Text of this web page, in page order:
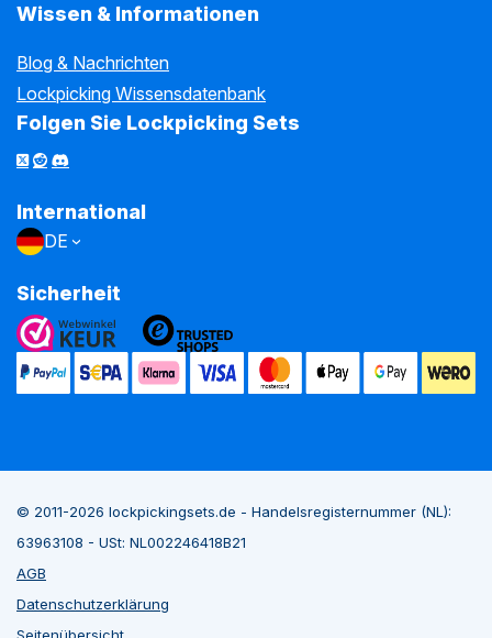
Wissen & Informationen
Blog & Nachrichten
Lockpicking Wissensdatenbank
Folgen Sie Lockpicking Sets
International
DE
Sicherheit
© 2011-2026 lockpickingsets.de - Handelsregisternummer (NL):
63963108 - USt: NL002246418B21
AGB
Datenschutzerklärung